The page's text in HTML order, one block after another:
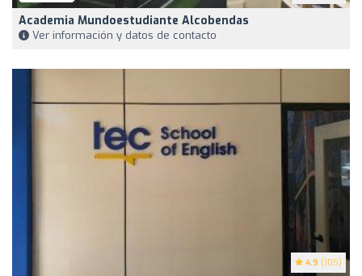
Academia Mundoestudiante Alcobendas
Ver información y datos de contacto
4.9 (105)